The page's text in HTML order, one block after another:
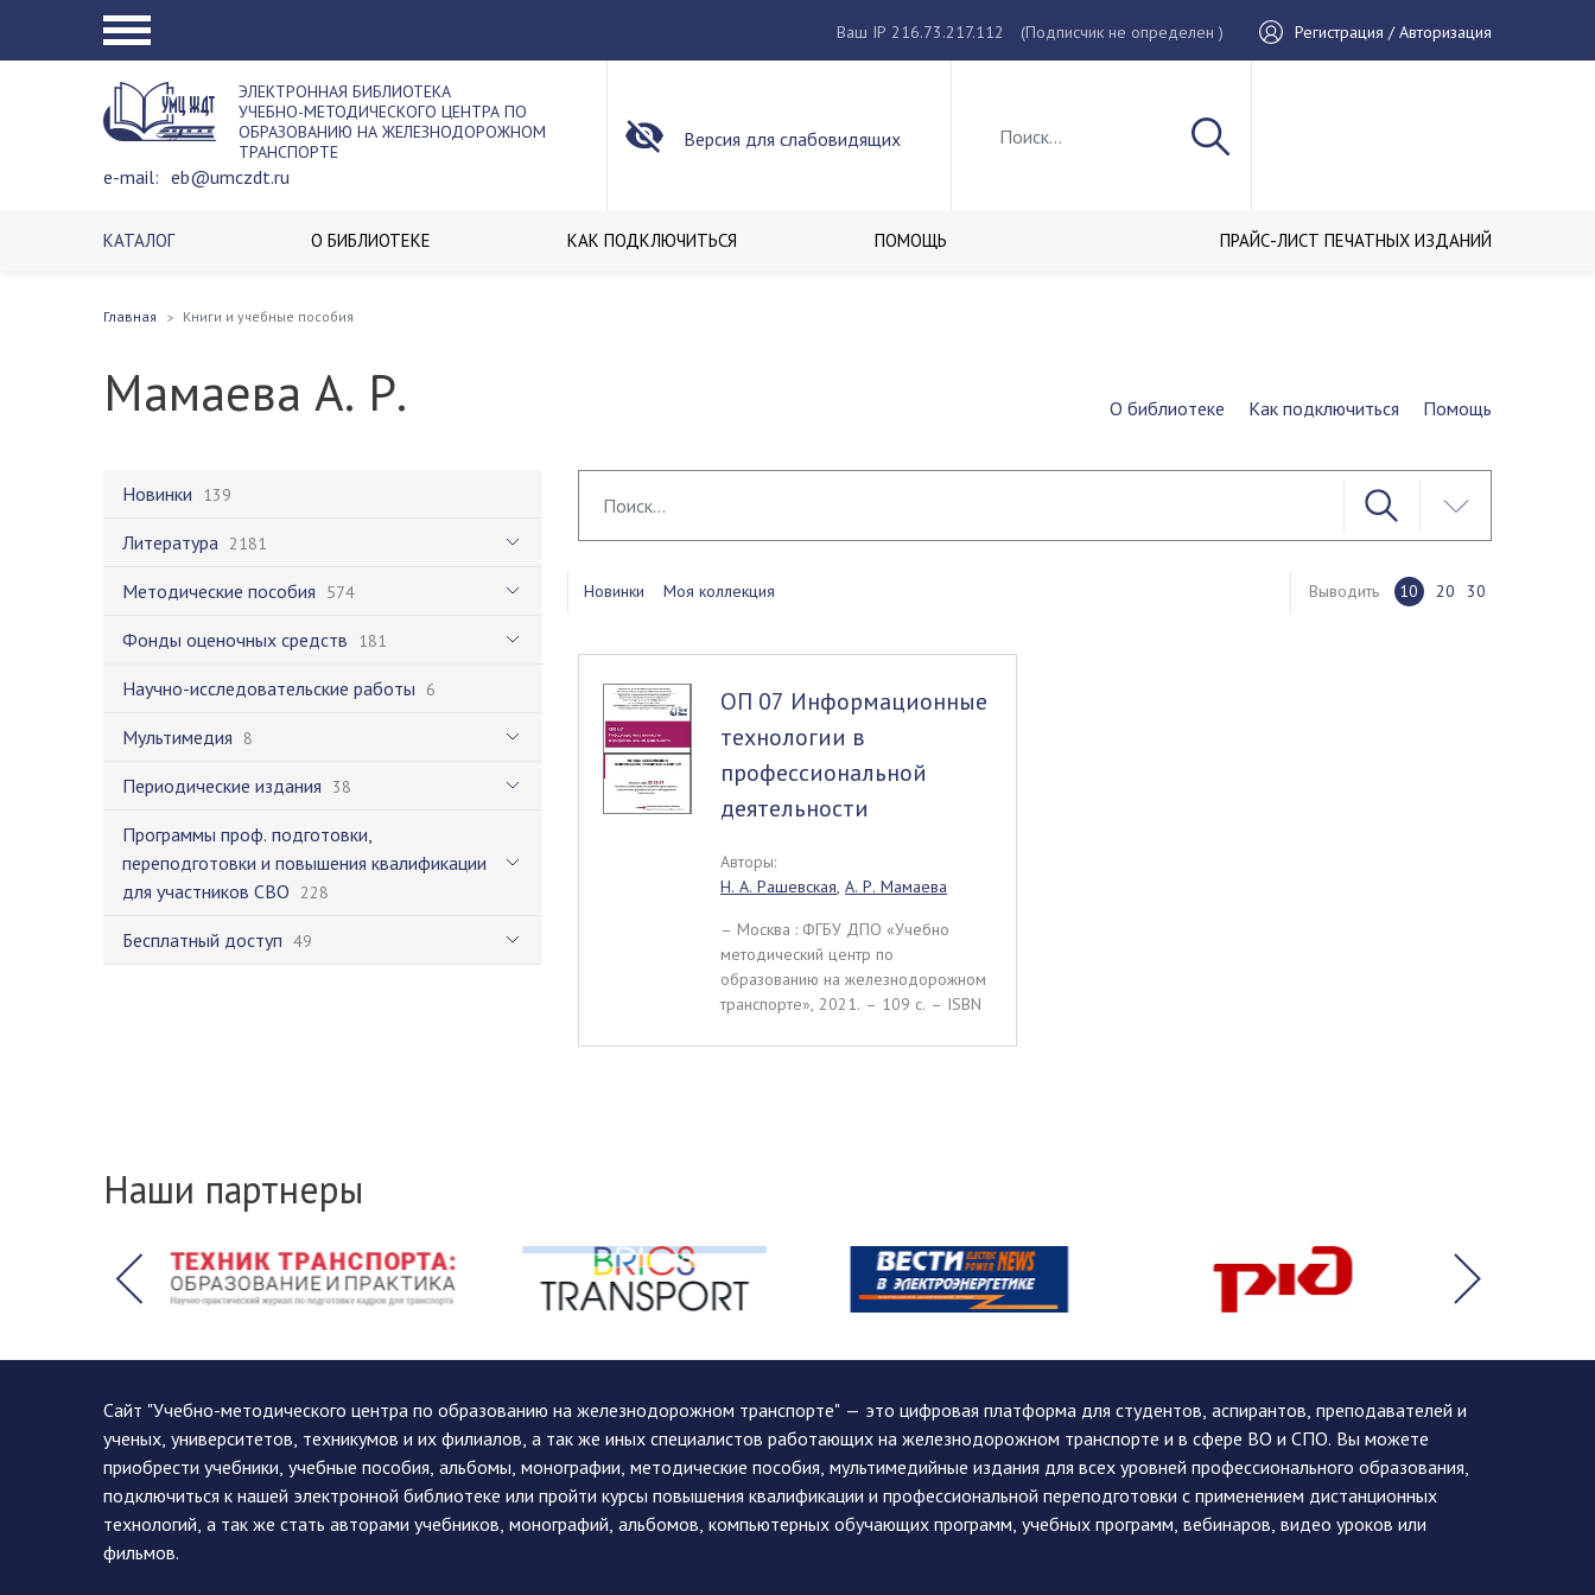
Ваш IP 216.73.217.112 (Подписчик не определен ) Регистрация / Авторизация
ЭЛЕКТРОННАЯ БИБЛИОТЕКА
УЧЕБНО-МЕТОДИЧЕСКОГО ЦЕНТРА ПО
ОБРАЗОВАНИЮ НА ЖЕЛЕЗНОДОРОЖНОМ
ТРАНСПОРТЕ
e-mail: eb@umczdt.ru
Версия для слабовидящих
КАТАЛОГ О БИБЛИОТЕКЕ КАК ПОДКЛЮЧИТЬСЯ ПОМОЩЬ ПРАЙС-ЛИСТ ПЕЧАТНЫХ ИЗДАНИЙ
Главная Книги и учебные пособия
Мамаева А. Р. О библиотеке Как подключиться Помощь
Новинки 139
Литература 2181
Методические пособия 574
Фонды оценочных средств 181
Научно-исследовательские работы 6
Мультимедия 8
Периодические издания 38
Программы проф. подготовки,
переподготовки и повышения квалификации
для участников СВО 228
Бесплатный доступ 49
Новинки Моя коллекция Выводить 10 20 30
ОП 07 Информационные
технологии в
профессиональной
деятельности
Авторы:
Н. А. Рашевская, А. Р. Мамаева
– Москва : ФГБУ ДПО «Учебно
методический центр по
образованию на железнодорожном
транспорте», 2021. – 109 c. – ISBN
Наши партнеры
Сайт "Учебно-методического центра по образованию на железнодорожном транспорте" — это цифровая платформа для студентов, аспирантов, преподавателей и
ученых, университетов, техникумов и их филиалов, а так же иных специалистов работающих на железнодорожном транспорте и в сфере ВО и СПО. Вы можете
приобрести учебники, учебные пособия, альбомы, монографии, методические пособия, мультимедийные издания для всех уровней профессионального образования,
подключиться к нашей электронной библиотеке или пройти курсы повышения квалификации и профессиональной переподготовки с применением дистанционных
технологий, а так же стать авторами учебников, монографий, альбомов, компьютерных обучающих программ, учебных программ, вебинаров, видео уроков или
фильмов.